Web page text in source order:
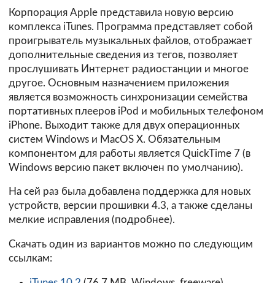
Корпорация Apple представила новую версию
комплекса iTunes. Программа представляет собой
проигрыватель музыкальных файлов, отображает
дополнительные сведения из тегов, позволяет
прослушивать Интернет радиостанции и многое
другое. Основным назначением приложения
является возможность синхронизации семейства
портативных плееров iPod и мобильных телефоном
iPhone. Выходит также для двух операционных
систем Windows и MacOS X. Обязательным
компонентом для работы является QuickTime 7 (в
Windows версию пакет включен по умолчанию).
На сей раз была добавлена поддержка для новых
устройств, версии прошивки 4.3, а также сделаны
мелкие исправления (подробнее).
Скачать один из вариантов можно по следующим
ссылкам: